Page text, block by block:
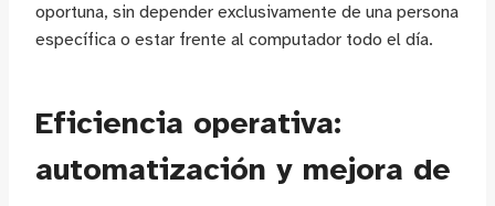
oportuna, sin depender exclusivamente de una persona
específica o estar frente al computador todo el día.
Eficiencia operativa:
automatización y mejora de